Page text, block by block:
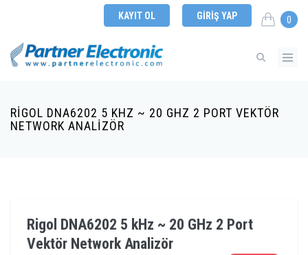
KAYIT OL GIRIŞ YAP 0
RIGOL DNA6202 5 KHZ ~ 20 GHZ 2 PORT VEKTÖR
NETWORK ANALIZÖR
Rigol DNA6202 5 kHz ~ 20 GHz 2 Port
Vektör Network Analizör